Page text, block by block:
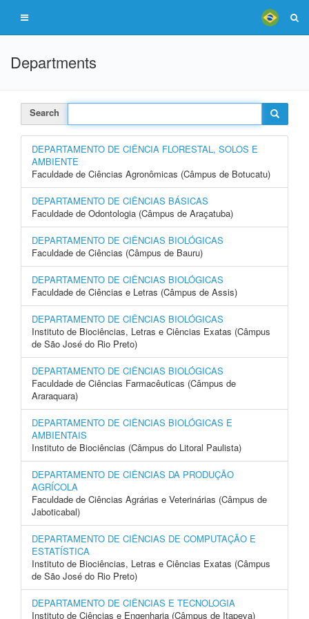
Departments
Search
DEPARTAMENTO DE CIÊNCIA FLORESTAL, SOLOS E
AMBIENTE
Faculdade de Ciências Agronômicas (Câmpus de Botucatu)
DEPARTAMENTO DE CIÊNCIAS BÁSICAS
Faculdade de Odontologia (Câmpus de Araçatuba)
DEPARTAMENTO DE CIÊNCIAS BIOLÓGICAS
Faculdade de Ciências (Câmpus de Bauru)
DEPARTAMENTO DE CIÊNCIAS BIOLÓGICAS
Faculdade de Ciências e Letras (Câmpus de Assis)
DEPARTAMENTO DE CIÊNCIAS BIOLÓGICAS
Instituto de Biociências, Letras e Ciências Exatas (Câmpus
de São José do Rio Preto)
DEPARTAMENTO DE CIÊNCIAS BIOLÓGICAS
Faculdade de Ciências Farmacêuticas (Câmpus de
Araraquara)
DEPARTAMENTO DE CIÊNCIAS BIOLÓGICAS E
AMBIENTAIS
Instituto de Biociências (Câmpus do Litoral Paulista)
DEPARTAMENTO DE CIÊNCIAS DA PRODUÇÃO
AGRÍCOLA
Faculdade de Ciências Agrárias e Veterinárias (Câmpus de
Jaboticabal)
DEPARTAMENTO DE CIÊNCIAS DE COMPUTAÇÃO E
ESTATÍSTICA
Instituto de Biociências, Letras e Ciências Exatas (Câmpus
de São José do Rio Preto)
DEPARTAMENTO DE CIÊNCIAS E TECNOLOGIA
Instituto de Ciências e Engenharia (Câmpus de Itapeva)